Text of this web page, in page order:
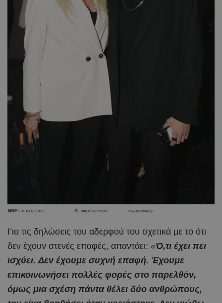
Για τις δηλώσεις του αδερφού του σχετικά με το ότι
δεν έχουν στενές επαφές, απαντάει: «Ό,τι έχει πει
ισχύει. Δεν έχουμε συχνή επαφή. Έχουμε
επικοινωνήσει πολλές φορές στο παρελθόν,
όμως μια σχέση πάντα θέλει δύο ανθρώπους,